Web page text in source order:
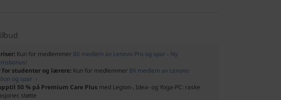
Kun for medlemmer Bli medlem av Lenovo Pro og spar › Ny
for studenter og lærere: Kun for medlemmer Bli medlem av Lenovo
og spar ›
50 % på Premium Care Plus med Legion-, Idea- og Yoga-PC: raske
støtte